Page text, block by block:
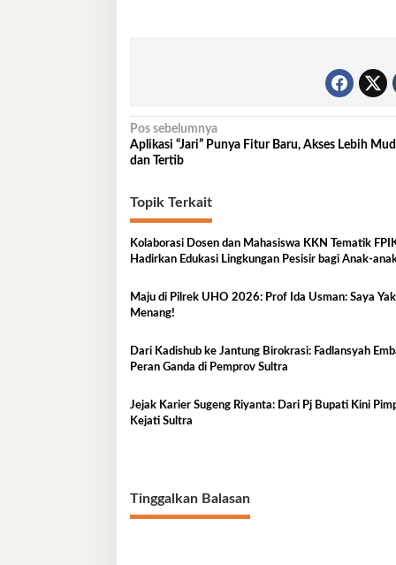
Navigasi
pos
Pos sebelumnya
Aplikasi “Jari” Punya Fitur Baru, Akses Lebih
dan Tertib
Topik Terkait
Kolaborasi Dosen dan Mahasiswa KKN Tematik
Hadirkan Edukasi Lingkungan Pesisir bagi Anak-
Maju di Pilrek UHO 2026: Prof Ida Usman: Saya Yakin
Menang!
Dari Kadishub ke Jantung Birokrasi: Fadlansyah
Peran Ganda di Pemprov Sultra
Jejak Karier Sugeng Riyanta: Dari Pj Bupati Kini
Kejati Sultra
Tinggalkan Balasan